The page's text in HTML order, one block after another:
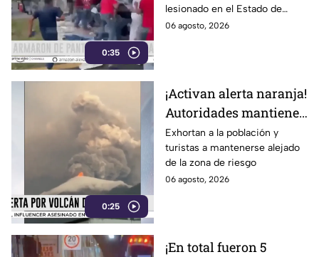
0:35
lesionado en el Estado de
México
06 agosto, 2026
0:25
¡Activan alerta naranja!
Autoridades mantienen
monitoreo ante la
actividad volcánica
Exhortan a la población y
turistas a mantenerse alejado
de la zona de riesgo
06 agosto, 2026
¡En total fueron 5